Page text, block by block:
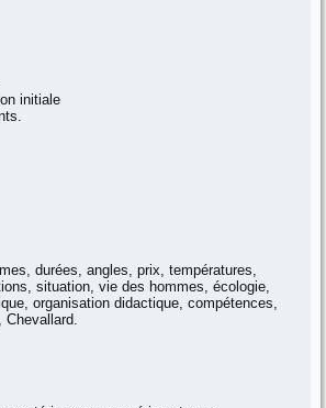
initiale
durées, angles, prix, températures,
situation, vie des hommes, écologie,
organisation didactique, compétences,